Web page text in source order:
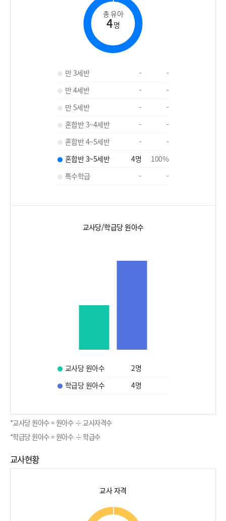
총 유아
4명
만 3세반 -
-
만 4세반
-
-
만 5세반
-
-
혼합반 3~4세반
-
-
혼합반 4~5세반
-
-
혼합반 3~5세반
4명 100%
특수학급
- -
교사당/학급당 원아수
교사당 원아수 2명
학급당 원아수
4명
*교사당 원아수 = 원아수 ÷ 교사자격수
*학급당 원아수 = 원아수 ÷ 학급수
교사현황
교사 자격